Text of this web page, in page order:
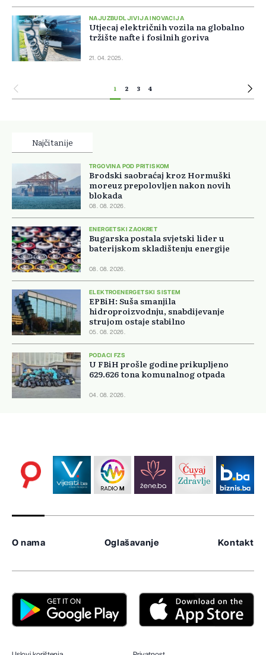
NAJUZBUDLJIVIJA INOVACIJA
Utjecaj električnih vozila na globalno
tržište nafte i fosilnih goriva
21. 04. 2025.
1 2 3 4
Najčitanije
TRGOVINA POD PRITISKOM
Brodski saobraćaj kroz Hormuški
moreuz prepolovljen nakon novih
blokada
08. 08. 2026.
ENERGETSKI ZAOKRET
Bugarska postala svjetski lider u
baterijskom skladištenju energije
08. 08. 2026.
ELEKTROENERGETSKI SISTEM
EPBiH: Suša smanjila
hidroproizvodnju, snabdijevanje
strujom ostaje stabilno
05. 08. 2026.
PODACI FZS
U FBiH prošle godine prikupljeno
629.626 tona komunalnog otpada
04. 08. 2026.
O nama Oglašavanje Kontakt